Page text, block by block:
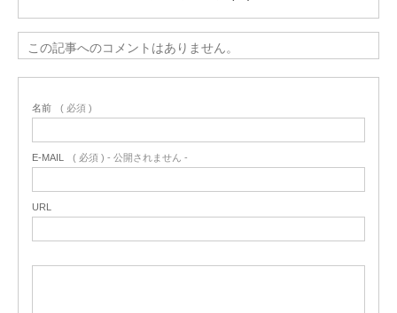
この記事へのコメントはありません。
名前 ( 必須 )
E-MAIL ( 必須 ) - 公開されません -
URL